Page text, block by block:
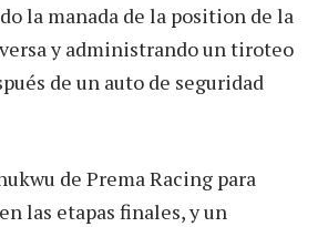
la manada de la position de la
y administrando un tiroteo
de un auto de seguridad
de Prema Racing para
las etapas finales, y un